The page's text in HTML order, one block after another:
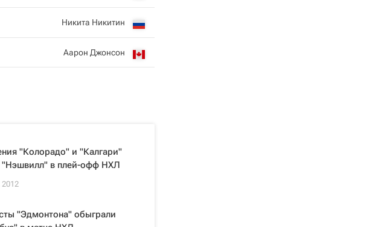
Никита Никитин
Аарон Джонсон
"Колорадо" и "Калгари"
"Нэшвилл" в плей-офф НХЛ
2012
"Эдмонтона" обыграли